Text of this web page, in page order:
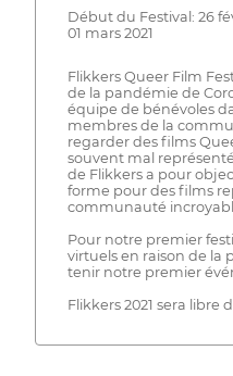
Début du Festival: 26
01 mars 2021
Flikkers Queer Film
de la pandémie de
équipe de bénévoles
membres de la
regarder des films
souvent mal
de Flikkers a pour
forme pour des films
communauté
Pour notre premier
virtuels en raison de la
tenir notre premier
Flikkers 2021 sera libre